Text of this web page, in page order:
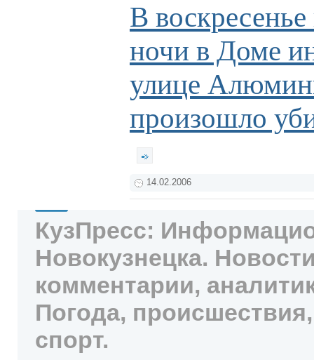
В
ночи в Доме
улице
произошло
14.02.2006
КузПресс:
Новокузнецка.
комментарии,
Погода,
спорт.